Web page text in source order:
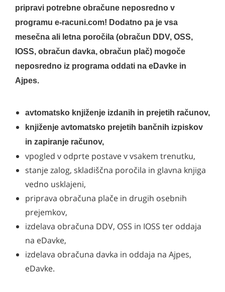
pripravi potrebne obračune neposredno v
programu e-racuni.com! Dodatno pa je vsa
mesečna ali letna poročila (obračun DDV, OSS,
IOSS, obračun davka, obračun plač) mogoče
neposredno iz programa oddati na eDavke in
Ajpes.
avtomatsko knjiženje izdanih in prejetih računov,
knjiženje avtomatsko prejetih bančnih izpiskov
in zapiranje računov,
vpogled v odprte postave v vsakem trenutku,
stanje zalog, skladiščna poročila in glavna knjiga
vedno usklajeni,
priprava obračuna plače in drugih osebnih
prejemkov,
izdelava obračuna DDV, OSS in IOSS ter oddaja
na eDavke,
izdelava obračuna davka in oddaja na Ajpes,
eDavke.